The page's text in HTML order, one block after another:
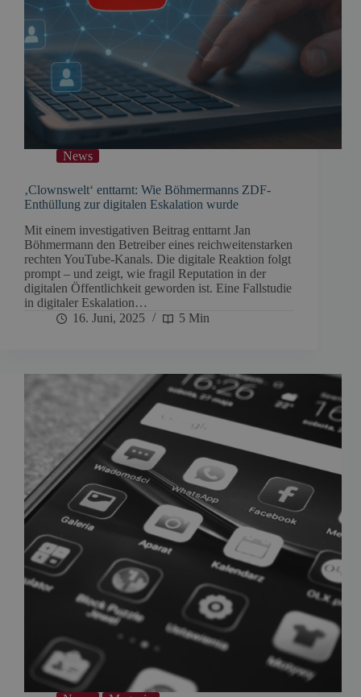
News
‚Clownswelt‘ enttarnt: Wie Böhmermanns ZDF-
Enthüllung zur digitalen Eskalation wurde
Mit einem investigativen Beitrag enttarnt Jan
Böhmermann den Betreiber eines reichweitenstarken
rechten YouTube-Kanals. Die digitale Reaktion folgt
prompt – und zeigt, wie fragil Reputation in der
digitalen Öffentlichkeit geworden ist. Eine Fallstudie
in digitaler Eskalation…
16. Juni, 2025
5 Min